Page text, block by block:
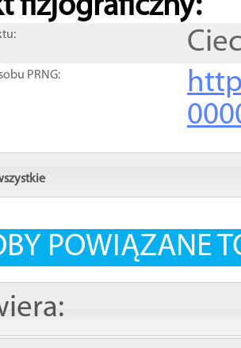
fizjograficzny:
PRNG:
POWIĄZANE